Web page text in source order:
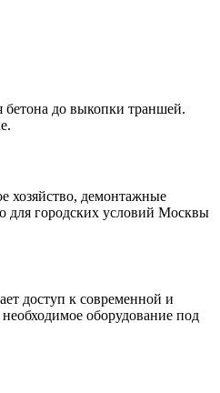
до выкопки траншей.
хозяйство, демонтажные
для городских условий Москвы
доступ к современной и
оборудование под